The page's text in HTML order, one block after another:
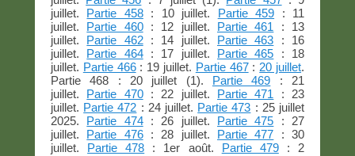
juillet. Partie 458: 10 juillet. Partie 459 : 11
juillet. Partie 460: 12 juillet. Partie 461 : 13
juillet. Partie 462: 14 juillet. Partie 463 : 16
juillet. Partie 464: 17 juillet. Partie 465 : 18
juillet. Partie 466: 19 juillet. Partie 467: 20 juillet.
Partie 468 : 20 juillet (1). Partie 469 : 21
juillet. Partie 470: 22 juillet. Partie 471 : 23
juillet. Partie 472 : 24 juillet. Partie 473 : 25 juillet
2025. Partie 474: 26 juillet. Partie 475 : 27
juillet. Partie 476: 28 juillet. Partie 477 : 30
juillet. Partie 478 : 1er août. Partie 479: 2